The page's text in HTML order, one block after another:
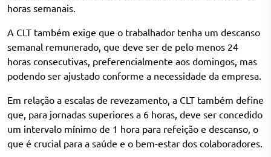
horas semanais.
A CLT também exige que o trabalhador tenha um descanso
semanal remunerado, que deve ser de pelo menos 24
horas consecutivas, preferencialmente aos domingos, mas
podendo ser ajustado conforme a necessidade da empresa.
Em relação a escalas de revezamento, a CLT também define
que, para jornadas superiores a 6 horas, deve ser concedido
um intervalo mínimo de 1 hora para refeição e descanso, o
que é crucial para a saúde e o bem-estar dos colaboradores.